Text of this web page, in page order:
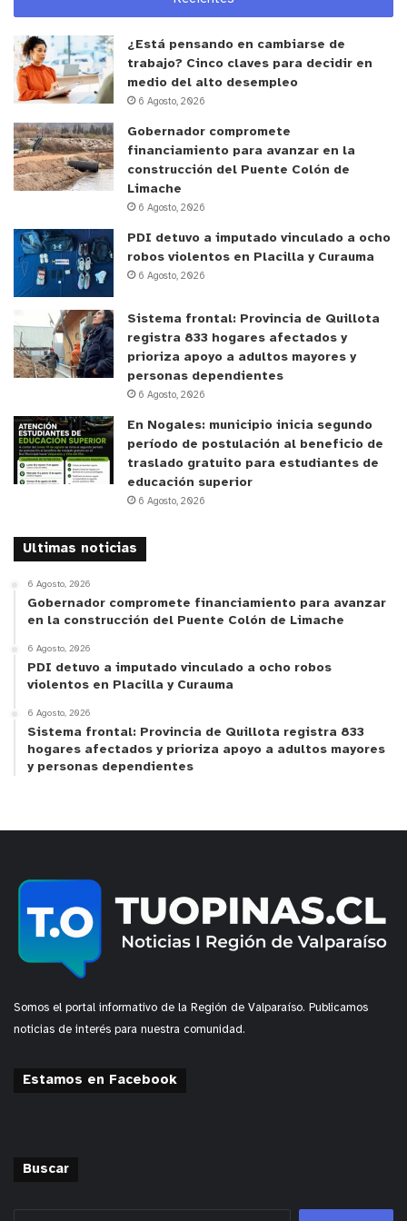
Video
00:00
y tú, ¿qué opinas?
¿Está pensando en cambiarse de
trabajo? Cinco claves para decidir en
medio del alto desempleo
6 Agosto, 2026
Gobernador compromete
financiamiento para avanzar en la
construcción del Puente Colón de
Limache
6 Agosto, 2026
PDI detuvo a imputado vinculado a ocho
robos violentos en Placilla y Curauma
6 Agosto, 2026
Sistema frontal: Provincia de Quillota
registra 833 hogares afectados y
prioriza apoyo a adultos mayores y
personas dependientes
6 Agosto, 2026
En Nogales: municipio inicia segundo
período de postulación al beneficio de
traslado gratuito para estudiantes de
educación superior
6 Agosto, 2026
Ultimas noticias
6 Agosto, 2026
Gobernador compromete financiamiento para avanzar
en la construcción del Puente Colón de Limache
6 Agosto, 2026
PDI detuvo a imputado vinculado a ocho robos
violentos en Placilla y Curauma
6 Agosto, 2026
Sistema frontal: Provincia de Quillota registra 833
hogares afectados y prioriza apoyo a adultos mayores
y personas dependientes
Somos el portal informativo de la Región de Valparaíso. Publicamos
noticias de interés para nuestra comunidad.
Estamos en Facebook
Buscar